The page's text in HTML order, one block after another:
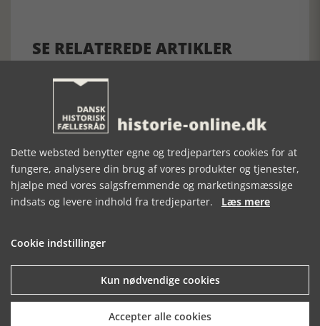
SE RELATEREDE ARTIKLER
GRÆNSER FOR
MAGT
BORGIA
STYGGE
KRUMPEN OG
DEN SIDSTE
KATOLSKE TID
Dette websted benytter egne og tredjeparters cookies for at
fungere, analysere din brug af vores produkter og tjenester,
hjælpe med vores salgsfremmende og marketingsmæssige
indsats og levere indhold fra tredjeparter. Læs mere
Cookie indstillinger
Kun nødvendige cookies
Accepter alle cookies